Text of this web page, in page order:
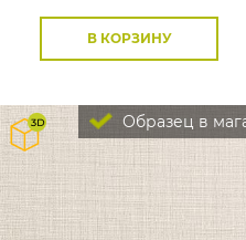
В КОРЗИНУ
Образец в